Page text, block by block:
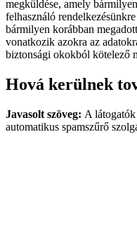
megküldése, amely
felhasználó
bármilyen korábban
vonatkozik azokra az
biztonsági okokból kötelező
Hová kerülnek
Javasolt szöveg: A
automatikus spamszűrő